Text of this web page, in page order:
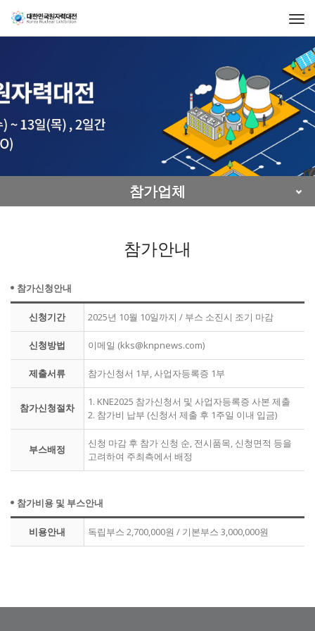
참가업체
참가안내
참가신청안내
신청기간 2025년 10월 10일까지 / 부스 소진시 조기 마감
신청방법 이메일 (kks@knpnews.com)
제출서류 참가신청서 1부, 사업자등록증 1부
참가신청절차
1. KNE2025 참가신청서 및 사업자등록증 사본 제출
2. 참가비 납부 (신청서 제출 후 1주일 이내 입금)
부스배정
신청 마감 후 참가 신청 순, 전시품목, 신청면적 등을
고려하여 주최측에서 배정
참가비용 및 부스안내
비용안내 독립부스 2,700,000원 / 기본부스 3,000,000원